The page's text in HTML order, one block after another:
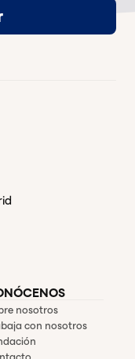
nosotros
con nosotros